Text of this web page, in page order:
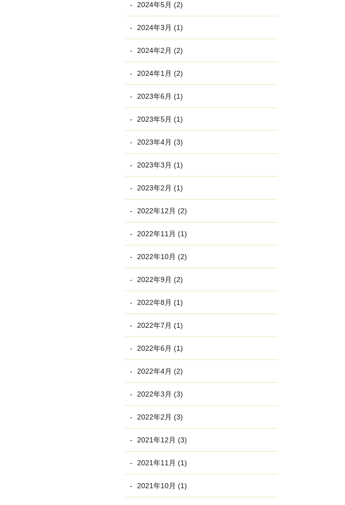
2024年5月 (2)
2024年3月 (1)
2024年2月 (2)
2024年1月 (2)
2023年6月 (1)
2023年5月 (1)
2023年4月 (3)
2023年3月 (1)
2023年2月 (1)
2022年12月 (2)
2022年11月 (1)
2022年10月 (2)
2022年9月 (2)
2022年8月 (1)
2022年7月 (1)
2022年6月 (1)
2022年4月 (2)
2022年3月 (3)
2022年2月 (3)
2021年12月 (3)
2021年11月 (1)
2021年10月 (1)